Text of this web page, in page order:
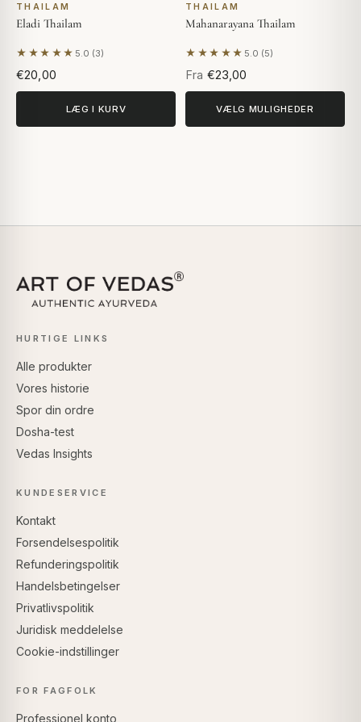
THAILAM
Eladi Thailam
★★★★★ 5.0 (3)
Baseret på 3 anmeldelser
€20,00
LÆG I KURV
THAILAM
Mahanarayana Thailam
★★★★★ 5.0 (5)
Baseret på 5 anmeldelser
Fra €23,00
VÆLG MULIGHEDER
HURTIGE LINKS
Alle produkter
Vores historie
Spor din ordre
Dosha-test
Vedas Insights
KUNDESERVICE
Kontakt
Forsendelsespolitik
Refunderingspolitik
Handelsbetingelser
Privatlivspolitik
Juridisk meddelelse
Cookie-indstillinger
FOR FAGFOLK
Professionel konto